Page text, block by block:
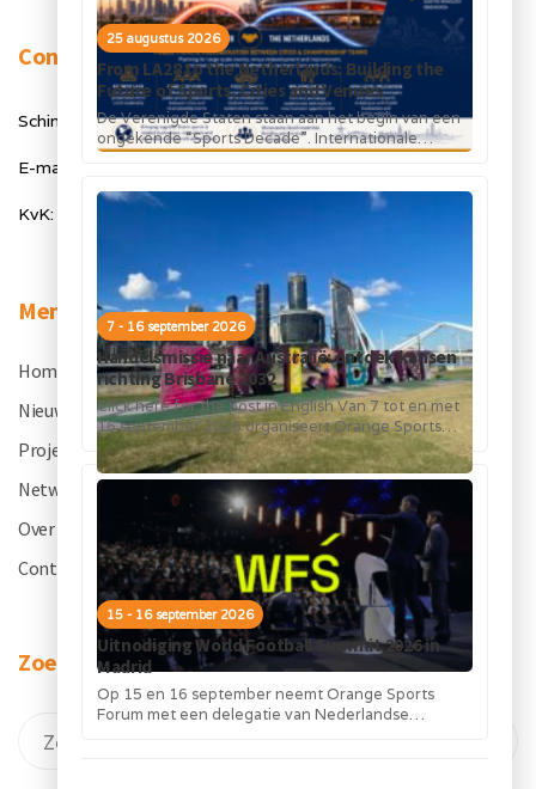
25 augustus 2026
From LA28 to the Netherlands: Building the
Future of Sports, Cities and Venues
De Verenigde Staten staan aan het begin van een
ongekende “Sports Decade”. Internationale
topsportevenementen en grote investeringen in
7 - 16 september 2026
Handelsmissie naar Australië: ontdek kansen
richting Brisbane 2032
Click here for the post in English Van 7 tot en met
16 september 2026 organiseert Orange Sports
Forum in...
15 - 16 september 2026
Uitnodiging World Football Summit 2026 in
Madrid
Op 15 en 16 september neemt Orange Sports
Forum met een delegatie van Nederlandse
Contact
Schimmelt 40, 5611 ZX Eindhoven
E-mail: info@orangesportsforum.com
KvK: 50334905
Menu
Home
Nieuws
Projecten
Netwerk
Over OSF
Contact
Zoeken